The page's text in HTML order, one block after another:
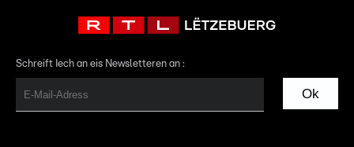
Schreift Iech an eis Newsletteren an :
Ok